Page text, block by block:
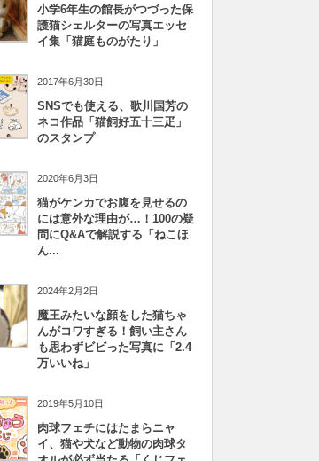
小学6年生の館長がつづった保
護猫シェルターの写真エッセ
イ集「猫庭ものがたり」
2017年6月30日
SNSでも使える、歌川国芳の
ネコ作品「猫飼好五十三疋」
のスタンプ
2020年6月3日
猫がケンカでお腹を見せるの
には意外な理由が…！100の疑
問にQ&Aで解説する「ねこほ
ん...
2024年2月2日
魔王みたいな顔をした猫ちゃ
んがコワすぎる！飼い主さん
も思わずビビった写真に「2.4
万いいね」
2019年5月10日
肉球フェチにはたまらニャ
イ、猫や犬など動物の肉球タ